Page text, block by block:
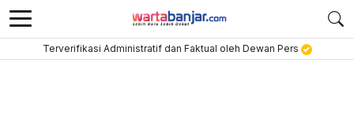
Terverifikasi Administratif dan Faktual oleh Dewan Pers